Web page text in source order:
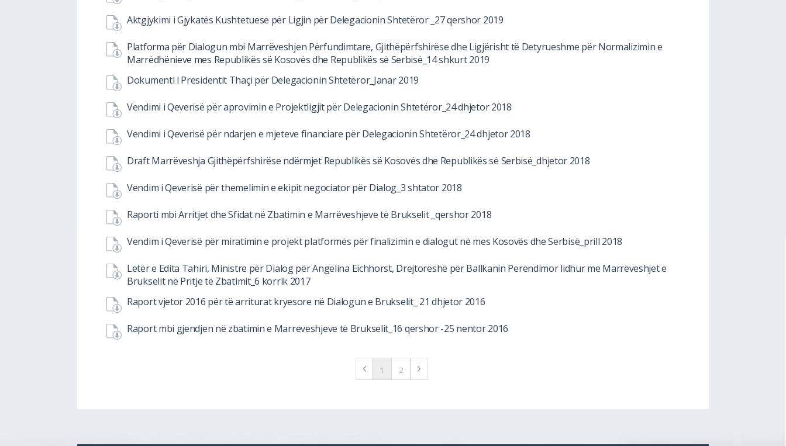
Aktgjykimi i Gjykatës Kushtetuese për Ligjin për Delegacionin Shtetëror _27 qershor 2019
Platforma për Dialogun mbi Marrëveshjen Përfundimtare, Gjithëpërfshirëse dhe Ligjërisht të Detyrueshme për Normalizimin e
Marrëdhënieve mes Republikës së Kosovës dhe Republikës së Serbisë_14 shkurt 2019
Dokumenti i Presidentit Thaçi për Delegacionin Shtetëror_Janar 2019
Vendimi i Qeverisë për aprovimin e Projektligjit për Delegacionin Shtetëror_24 dhjetor 2018
Vendimi i Qeverisë për ndarjen e mjeteve financiare për Delegacionin Shtetëror_24 dhjetor 2018
Draft Marrëveshja Gjithëpërfshirëse ndërmjet Republikës së Kosovës dhe Republikës së Serbisë_dhjetor 2018
Vendim i Qeverisë për themelimin e ekipit negociator për Dialog_3 shtator 2018
Raporti mbi Arritjet dhe Sfidat në Zbatimin e Marrëveshjeve të Brukselit _qershor 2018
Vendim i Qeverisë për miratimin e projekt platformës për finalizimin e dialogut në mes Kosovës dhe Serbisë_prill 2018
Letër e Edita Tahiri, Ministre për Dialog për Angelina Eichhorst, Drejtoreshë për Ballkanin Perëndimor lidhur me Marrëveshjet e
Brukselit në Pritje të Zbatimit_6 korrik 2017
Raport vjetor 2016 për të arriturat kryesore në Dialogun e Brukselit_ 21 dhjetor 2016
Raport mbi gjendjen në zbatimin e Marreveshjeve të Brukselit_16 qershor -25 nentor 2016
1 2